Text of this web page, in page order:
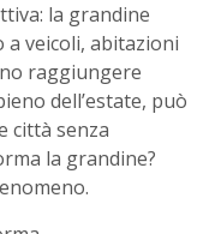
la grandine
a veicoli, abitazioni
raggiungere
dell’estate, può
città senza
la grandine?